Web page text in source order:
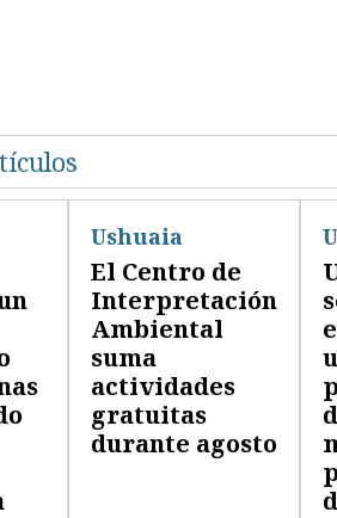
El Centro de
Interpretación
Ambiental
suma
actividades
gratuitas
durante agosto
Ushuaia